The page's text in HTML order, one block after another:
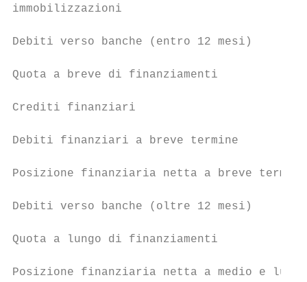
immobilizzazioni
Debiti verso banche (entro 12 mesi)
Quota a breve di finanziamenti
Crediti finanziari
Debiti finanziari a breve termine
Posizione finanziaria netta a breve
Debiti verso banche (oltre 12
Quota a lungo di finanziamenti
Posizione finanziaria netta a medio e